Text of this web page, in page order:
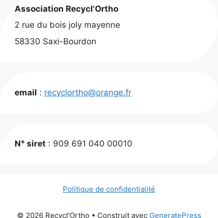
Association Recycl'Ortho
2 rue du bois joly mayenne
58330 Saxi-Bourdon
email : recyclortho@orange.fr
N° siret : 909 691 040 00010
Politique de confidentialité
© 2026 Recycl'Ortho • Construit avec GeneratePress